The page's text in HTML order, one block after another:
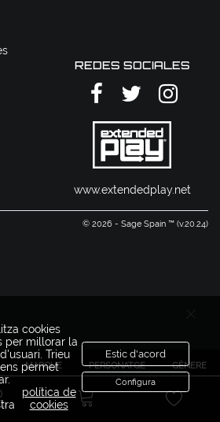
MARQUE PERSONATGE GÈNERE
REDES SOCIALES
www.extendedplay.net
© 2026 - Sage Spain ™ (v.20.24)
cookies
per millorar la
Trieu
permet
política de
cookies
Estic d'acord
Configura